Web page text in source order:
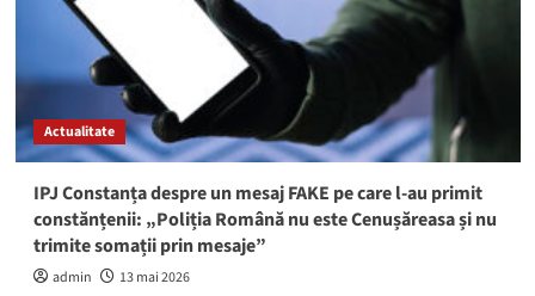
Aurora
Jupiter
Actualitate
IPJ Constanța despre un mesaj FAKE pe care l-au primit
constănțenii: „Poliția Română nu este Cenușăreasa și nu
trimite somații prin mesaje”
admin
13 mai 2026